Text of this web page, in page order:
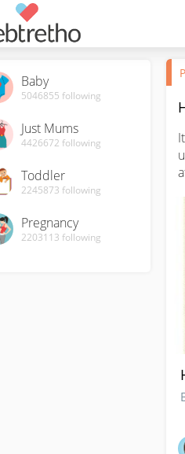
Baby
5046855 following
Just Mums
4426672 following
Toddler
2245873 following
Pregnancy
2203113 following